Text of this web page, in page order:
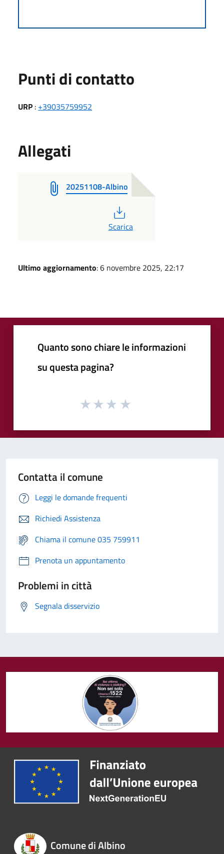
Punti di contatto
URP : +39035759952
Allegati
20251108-Albino
Scarica
Ultimo aggiornamento: 6 novembre 2025, 22:17
Quanto sono chiare le informazioni
su questa pagina?
Contatta il comune
Leggi le domande frequenti
Richiedi Assistenza
Chiama il comune 035 759911
Prenota un appuntamento
Problemi in città
Segnala disservizio
Comune di Albino